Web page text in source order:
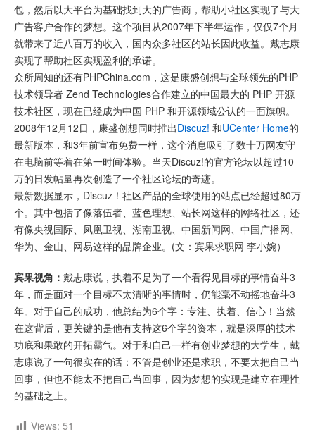
包，然后以大平台为基础找到大的广告商，帮助小社区实现了与大
广告客户合作的梦想。这个项目从2007年下半年运作，仅仅7个月
就带来了近八百万的收入，国内众多社区的站长因此收益。戴志康
实现了帮助社区实现盈利的承诺。
众所周知的还有PHPChina.com，这是康盛创想与全球领先的PHP
技术领导者 Zend Technologies合作建立的中国最大的 PHP 开源
技术社区，现在已经成为中国 PHP 和开源领域公认的一面旗帜。
2008年12月12日，康盛创想同时推出Discuz! 和UCenter Home的
最新版本，和3年前宣布免费一样，这个消息吸引了数十万网友守
在电脑前等着在第一时间体验。当天Discuz!的官方论坛以超过10
万的日发帖量再次创造了一个社区论坛的奇迹。
最新数据显示，Discuz！社区产品的全球使用的站点已经超过80万
个。其中包括了像落伍者、蓝色理想、站长网这样的网络社区，还
有像央视国际、凤凰卫视、湖南卫视、中国新闻网、中国广播网、
华为、金山、网易这样的品牌企业。(文：宾果求职网 李小婉）
宾果视角： 戴志康说，执着不是为了一个看得见目标的事情奋斗3
年，而是面对一个目标不太清晰的事情时，仍能毫不动摇地奋斗3
年。对于自己的成功，他总结为6个字：专注、执着、信心！当然
在这背后，更关键的是他有支持这6个字的资本，就是深厚的技术
功底和果敢的开拓霸气。对于和自己一样有创业梦想的大学生，戴
志康说了一句很实在的话：不管是创业还是求职，不要太把自己当
回事，但也不能太不把自己当回事，因为梦想的实现是建立在理性
的基础之上。
Views: 51